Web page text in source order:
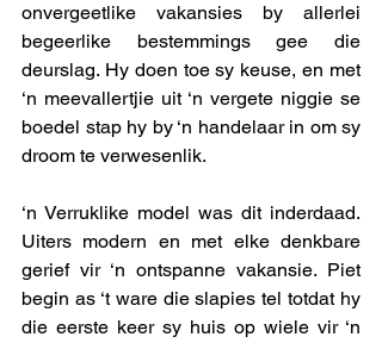
onvergeetlike vakansies by allerlei
begeerlike bestemmings gee die
deurslag. Hy doen toe sy keuse, en met
‘n meevallertjie uit ‘n vergete niggie se
boedel stap hy by ‘n handelaar in om sy
droom te verwesenlik.
‘n Verruklike model was dit inderdaad.
Uiters modern en met elke denkbare
gerief vir ‘n ontspanne vakansie. Piet
begin as ‘t ware die slapies tel totdat hy
die eerste keer sy huis op wiele vir ‘n